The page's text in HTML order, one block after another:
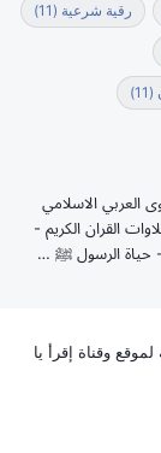
رقية شرعية (11)
(11)
العربي الاسلامي
القران الكريم -
- حياة الرسول ﷺ …
وقناة إقرأ يا